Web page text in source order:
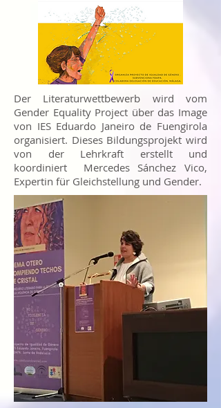
Der Literaturwettbewerb wird vom
Gender Equality Project über das Image
von IES Eduardo Janeiro de Fuengirola
organisiert. Dieses Bildungsprojekt wird
von der Lehrkraft erstellt und
koordiniert Mercedes Sánchez Vico,
Expertin für Gleichstellung und Gender.